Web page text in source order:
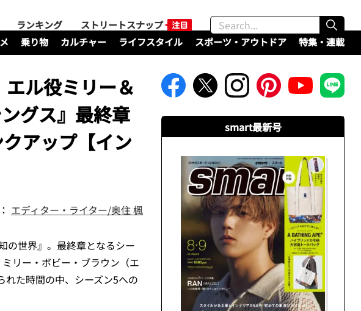
ランキング
ストリートスナップ
乗り物 カルチャー ライフスタイル スポーツ・アウトドア 特集・連載
ル役ミリー＆
グス』最終章
アップ【イン
エディター・ライター/奥住 楓
の世界』。最終章となるシー
リー・ボビー・ブラウン（エ
た時間の中、シーズン5への
smart最新号